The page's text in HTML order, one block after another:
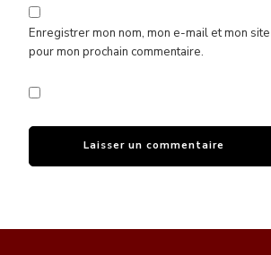
Enregistrer mon nom, mon e-mail et mon
pour mon prochain commentaire.